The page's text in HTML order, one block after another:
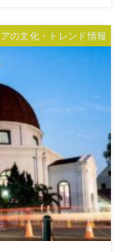
の文化・トレンド情報